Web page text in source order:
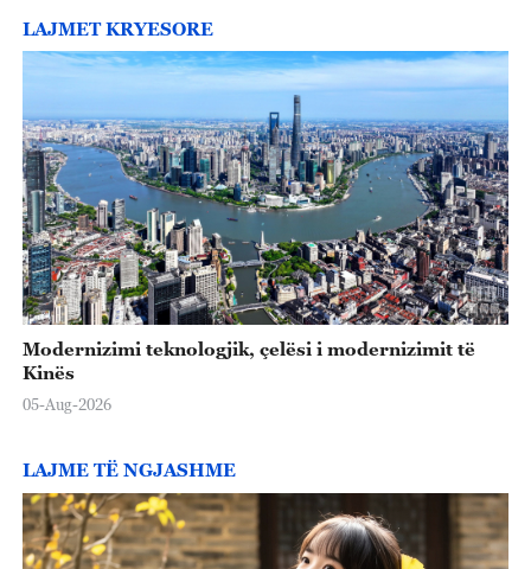
LAJMET KRYESORE
Modernizimi teknologjik, çelësi i modernizimit të
Kinës
05-Aug-2026
LAJME TË NGJASHME